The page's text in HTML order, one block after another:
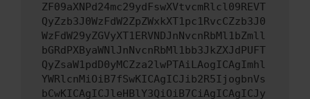
ZF09aXNPd24mc29ydFswXVtvcmRlcl09REVT
QyZzb3J0WzFdW2ZpZWxkXT1pc1RvcCZzb3J0
WzFdW29yZGVyXT1ERVNDJnNvcnRbMl1bZmll
bGRdPXByaWNlJnNvcnRbMl1bb3JkZXJdPUFT
QyZsaW1pdD0yMCZza2lwPTAiLAogICAgImhl
YWRlcnMiOiB7fSwKICAgICJib2R5IjogbnVs
bCwKICAgICJleHBlY3QiOiB7CiAgICAgICJy